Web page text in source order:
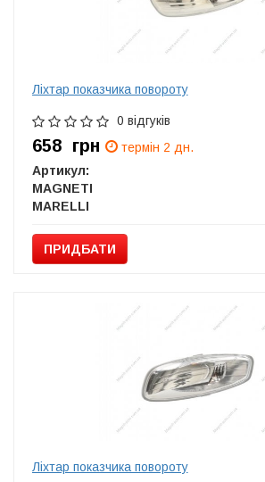
Ліхтар показчика повороту
0 відгуків
658 грн
термін 2 дн.
Артикул:
MAGNETI
MARELLI
ПРИДБАТИ
Ліхтар показчика повороту